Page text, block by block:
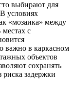
выбирают для
условиях
«мозаика» между
с
важно в каркасном
объектов
сохранять
риска задержки